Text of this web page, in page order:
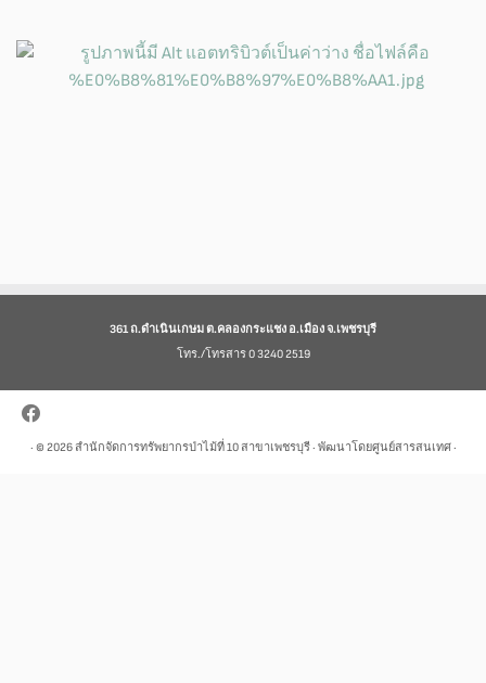
361 ถ.ดำเนินเกษม ต.คลองกระแชง อ.เมือง จ.เพชรบุรี
โทร./โทรสาร 0 3240 2519
· © 2026สำนักจัดการทรัพยากรป่าไม้ที่ 10 สาขาเพชรบุรี· พัฒนาโดยศูนย์สารสนเทศ ·